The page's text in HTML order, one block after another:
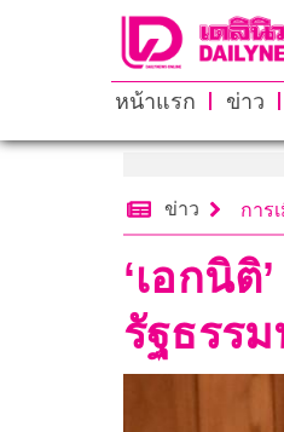
หน้าแรก ข่าว
ข่าว การ
‘เอกนิ
รัฐธรร